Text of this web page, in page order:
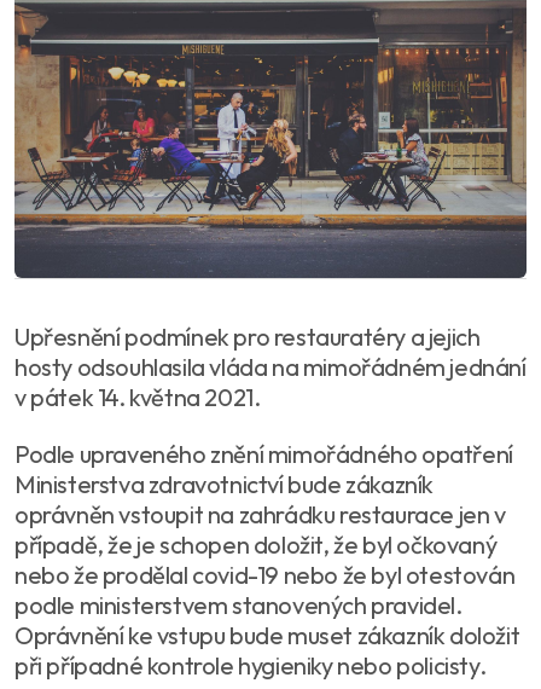
Upřesnění podmínek pro restauratéry a jejich
hosty odsouhlasila vláda na mimořádném jednání
v pátek 14. května 2021.
Podle upraveného znění mimořádného opatření
Ministerstva zdravotnictví bude zákazník
oprávněn vstoupit na zahrádku restaurace jen v
případě, že je schopen doložit, že byl očkovaný
nebo že prodělal covid-19 nebo že byl otestován
podle ministerstvem stanovených pravidel.
Oprávnění ke vstupu bude muset zákazník doložit
při případné kontrole hygieniky nebo policisty.